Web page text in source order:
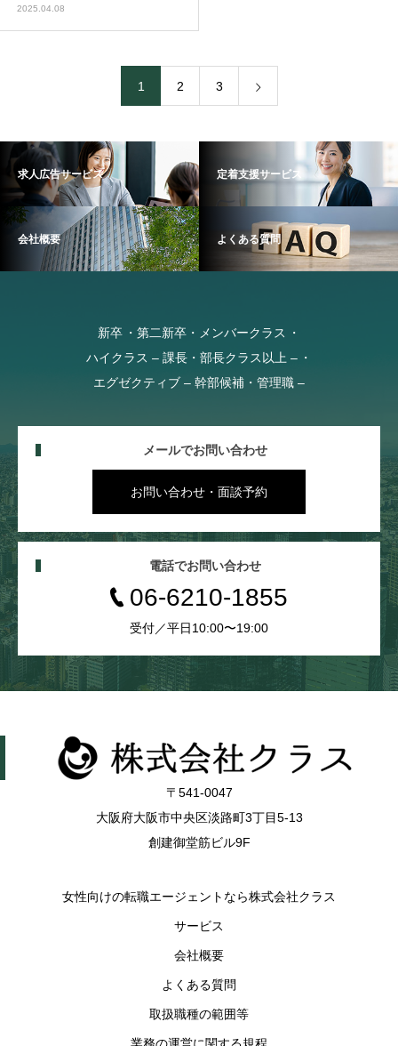
2025.04.08
1 2 3
求人広告サービス 定着支援サービス
会社概要 よくある質問
新卒
第二新卒・メンバークラス
ハイクラス – 課長・部長クラス以上 –
エグゼクティブ – 幹部候補・管理職 –
メールでお問い合わせ
お問い合わせ・面談予約
電話でお問い合わせ
06-6210-1855
受付／平日10:00〜19:00
〒541-0047
大阪府大阪市中央区淡路町3丁目5-13
創建御堂筋ビル9F
女性向けの転職エージェントなら株式会社クラス
サービス
会社概要
よくある質問
取扱職種の範囲等